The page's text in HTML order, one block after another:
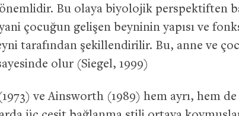
Bu olaya biyolojik perspektiften
çocuğun gelişen beyninin yapısı ve
tarafından şekillendirilir. Bu, anne ve
olur (Siegel, 1999)
ve Ainsworth (1989) hem ayrı, hem